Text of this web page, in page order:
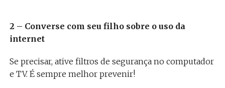
2 – Converse com seu filho sobre o uso da
internet
Se precisar, ative filtros de segurança no computador
e TV. É sempre melhor prevenir!